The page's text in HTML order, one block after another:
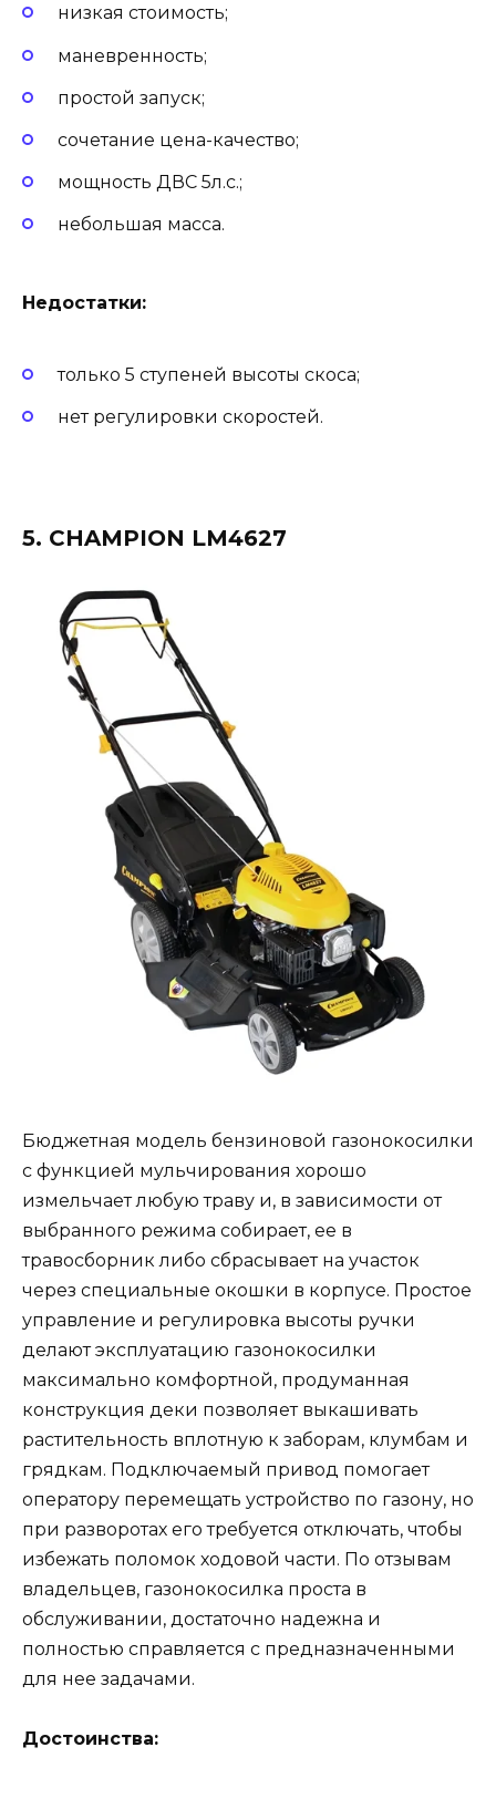
низкая стоимость;
маневренность;
простой запуск;
сочетание цена-качество;
мощность ДВС 5л.с.;
небольшая масса.
Недостатки:
только 5 ступеней высоты скоса;
нет регулировки скоростей.
5. CHAMPION LM4627
Бюджетная модель бензиновой газонокосилки
с функцией мульчирования хорошо
измельчает любую траву и, в зависимости от
выбранного режима собирает, ее в
травосборник либо сбрасывает на участок
через специальные окошки в корпусе. Простое
управление и регулировка высоты ручки
делают эксплуатацию газонокосилки
максимально комфортной, продуманная
конструкция деки позволяет выкашивать
растительность вплотную к заборам, клумбам и
грядкам. Подключаемый привод помогает
оператору перемещать устройство по газону, но
при разворотах его требуется отключать, чтобы
избежать поломок ходовой части. По отзывам
владельцев, газонокосилка проста в
обслуживании, достаточно надежна и
полностью справляется с предназначенными
для нее задачами.
Достоинства: